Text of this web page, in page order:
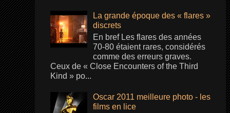
La grande époque des « flares »
discrets
En bref Les flares des années
70-80 étaient rares, considérés
comme des erreurs graves.
Ceux de « Close Encounters of the Third
Kind » po...
Oscar 2011 meilleure photo - les
films en lice